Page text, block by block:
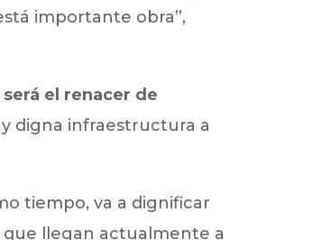
importante obra”,
será el renacer de
digna infraestructura a
tiempo, va a dignificar
que llegan actualmente a